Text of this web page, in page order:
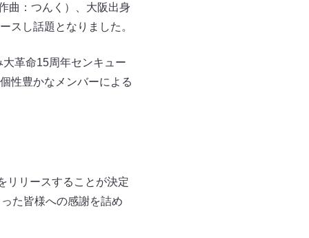
曲：つんく）、大阪出身
スし話題となりました。
革命15周年センキュー
性豊かなメンバーによる
リリースすることが決定
た皆様への感謝を詰め